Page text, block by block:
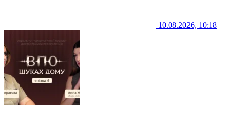
10.08.2026, 10:18